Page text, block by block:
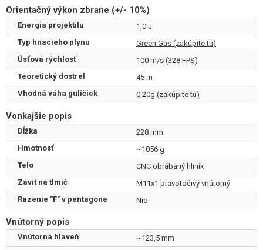
TTI Tactical Magwell
: CNC hliníková rozšírená šachta
zásobníka pre bleskové prebíjanie.
Mieridlá: Svetlovodná muška a výškovo i stranovo nastaviteľné
plexi s logom TTI zaisťujú rýchle a presné zamierenie.
Bezpečnosť: Pištoľ disponuje obojstrannou manuálnou
poistkou a funkčnou dlaňovou poistkou s predĺženým
beavertail.
Vylepšený zásobník novej generácie
Zbraň je dodávaná so zásobníkom s kapacitou28 rán, ktorý je
(plniacim aj výpúšťacím) novej
generácie pre lepšiu tesnosť a stabilitu výkonu. Telo zásobníka je
zosilnené
Orientačný výkon zbrane (+/- 10%)
Energia projektilu
1,0 J
Typ hnacieho plynu
Green Gas (zakúpite tu)
Úsťová rýchlosť
100 m/s (328 FPS)
Teoretický dostrel
45 m
Vhodná váha guličiek
0,20g (zakúpite tu)
Vonkajšie popis
Dĺžka
228 mm
Hmotnosť
~1056 g
Telo
CNC obrábaný hliník
Závit na tlmič
M11x1 pravotočivý vnútorný
Razenie "F" v pentagone
Nie
Vnútorný popis
Vnútorná hlaveň
~123,5 mm